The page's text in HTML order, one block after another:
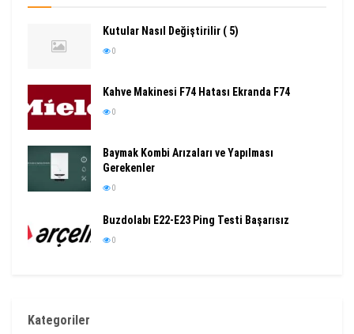
Kutular Nasıl Değiştirilir ( 5)
0
Kahve Makinesi F74 Hatası Ekranda F74
0
Baymak Kombi Arızaları ve Yapılması
Gerekenler
0
Buzdolabı E22-E23 Ping Testi Başarısız
0
Kategoriler